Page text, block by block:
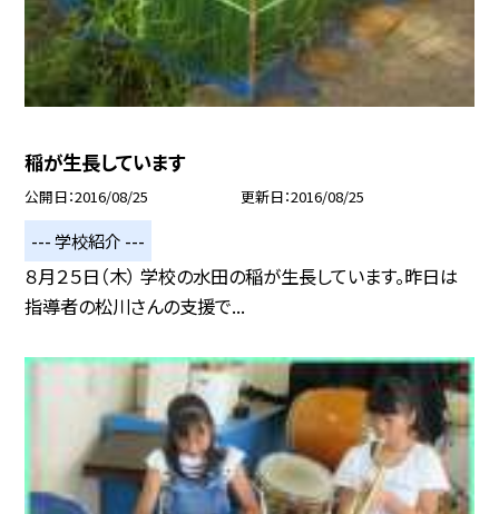
稲が生長しています
公開日 2016/08/25 更新日 2016/08/25
--- 学校紹介 ---
８月２５日（木） 学校の水田の稲が生長しています。昨日は
指導者の松川さんの支援で...